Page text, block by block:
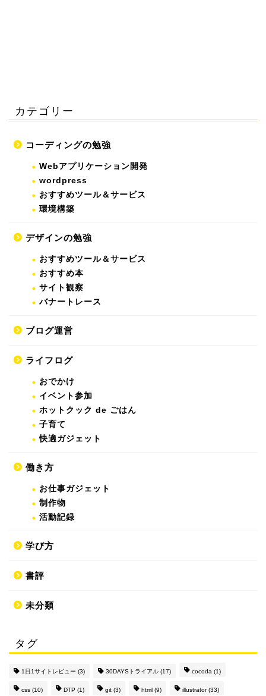
カテゴリー
コーディングの勉強
Webアプリケーション開発
wordpress
おすすめツール＆サービス
環境構築
デザインの勉強
おすすめツール＆サービス
おすすめ本
サイト観察
バナートレース
ブログ運営
ライフログ
おでかけ
イベント参加
ホットクック de ごはん
子育て
快適ガジェット
働き方
お仕事ガジェット
制作物
活動記録
学び方
書評
未分類
タグ
1日1サイトレビュー (3) 30DAYSトライアル (17) cocoda (1)
css (10) DTP (1) git (3) html (9) illustrator(33)